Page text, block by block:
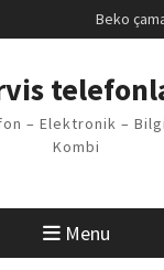
Beko
Kodu
Kodu
Arızası
E02 Arıza
Çözüm
– Elektronik –
Kombi
Menu